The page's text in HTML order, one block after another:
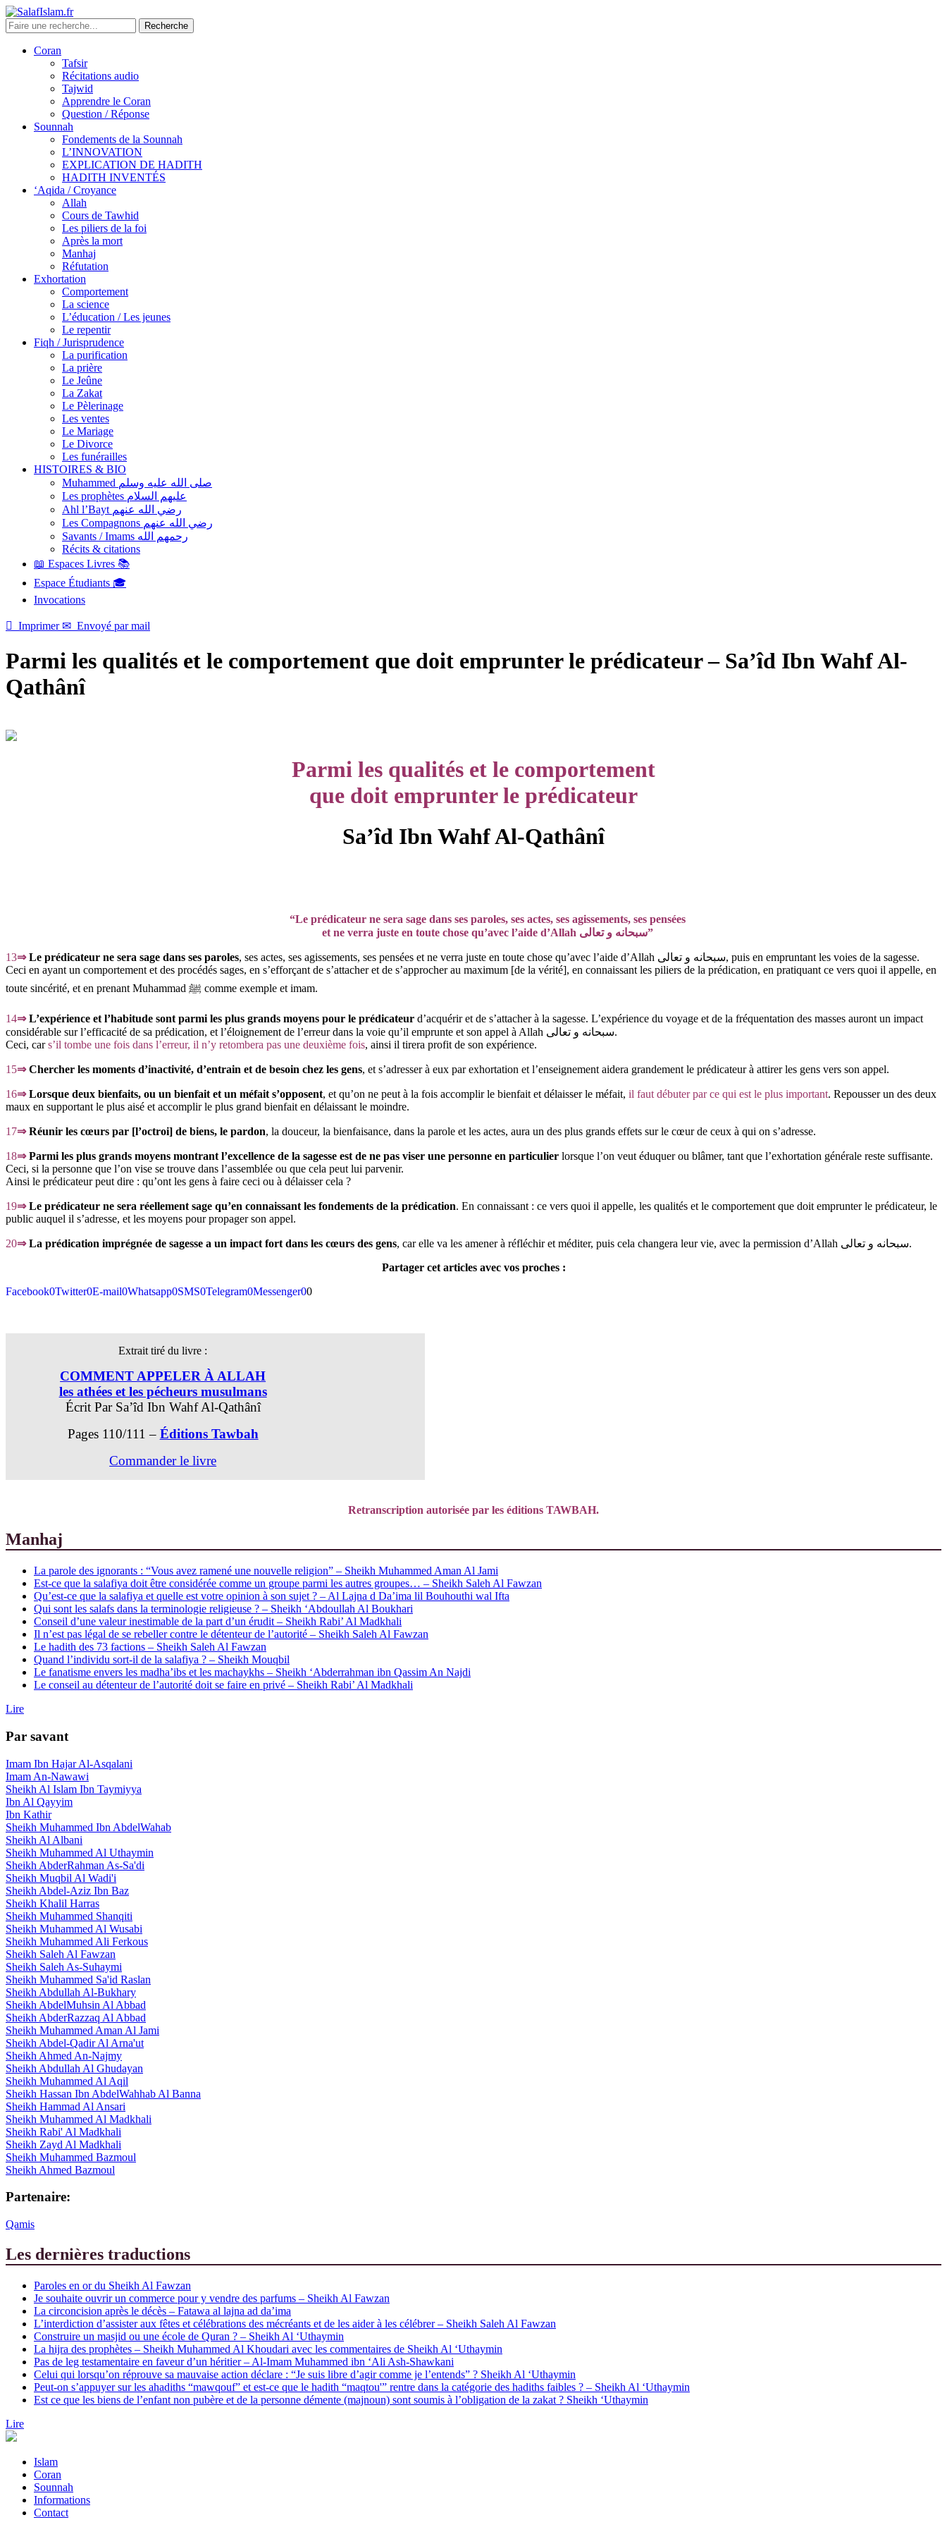
Coran
Tafsir
Récitations audio
Tajwid
Apprendre le Coran
Question / Réponse
Sounnah
Fondements de la Sounnah
L’INNOVATION
EXPLICATION DE HADITH
HADITH INVENTÉS
‘Aqida / Croyance
Allah
Cours de Tawhid
Les piliers de la foi
Après la mort
Manhaj
Réfutation
Exhortation
Comportement
La science
L’éducation / Les jeunes
Le repentir
Fiqh / Jurisprudence
La purification
La prière
Le Jeûne
La Zakat
Le Pèlerinage
Les ventes
Le Mariage
Le Divorce
Les funérailles
HISTOIRES & BIO
Muhammed صلى الله عليه وسلم
Les prophètes عليهم السلام
Ahl l’Bayt رضي الله عنهم
Les Compagnons رضي الله عنهم
Savants / Imams رحمهم الله
Récits & citations
📖 Espaces Livres 📚
Espace Étudiants 🎓
Invocations
 Imprimer ✉ Envoyé par mail
Parmi les qualités et le comportement que doit emprunter le prédicateur – Sa’îd Ibn Wahf Al-
Qathânî
Parmi les qualités et le comportement
que doit emprunter le prédicateur
Sa’îd Ibn Wahf Al-Qathânî
“Le prédicateur ne sera sage dans ses paroles, ses actes, ses agissements, ses pensées
et ne verra juste en toute chose qu’avec l’aide d’Allah سبحانه و تعالى”
13⇒Le prédicateur ne sera sage dans ses paroles, ses actes, ses agissements, ses pensées et ne verra juste en toute chose qu’avec l’aide d’Allah سبحانه و تعالى, puis en empruntant les voies de la sagesse.
Ceci en ayant un comportement et des procédés sages, en s’efforçant de s’attacher et de s’approcher au maximum [de la vérité], en connaissant les piliers de la prédication, en pratiquant ce vers quoi il appelle, en
toute sincérité, et en prenant Muhammad ﷺ comme exemple et imam.
14⇒ L’expérience et l’habitude sont parmi les plus grands moyens pour le prédicateur d’acquérir et de s’attacher à la sagesse. L’expérience du voyage et de la fréquentation des masses auront un impact
considérable sur l’efficacité de sa prédication, et l’éloignement de l’erreur dans la voie qu’il emprunte et son appel à Allah سبحانه و تعالى.
Ceci, cars’il tombe une fois dans l’erreur, il n’y retombera pas une deuxième fois, ainsi il tirera profit de son expérience.
15⇒ Chercher les moments d’inactivité, d’entrain et de besoin chez les gens, et s’adresser à eux par exhortation et l’enseignement aidera grandement le prédicateur à attirer les gens vers son appel.
16⇒ Lorsque deux bienfaits, ou un bienfait et un méfait s’opposent, et qu’on ne peut à la fois accomplir le bienfait et délaisser le méfait, il faut débuter par ce qui est le plus important. Repousser un des deux
maux en supportant le plus aisé et accomplir le plus grand bienfait en délaissant le moindre.
17⇒ Réunir les cœurs par [l’octroi] de biens, le pardon, la douceur, la bienfaisance, dans la parole et les actes, aura un des plus grands effets sur le cœur de ceux à qui on s’adresse.
18⇒Parmi les plus grands moyens montrant l’excellence de la sagesse est de ne pas viser une personne en particulier lorsque l’on veut éduquer ou blâmer, tant que l’exhortation générale reste suffisante.
Ceci, si la personne que l’on vise se trouve dans l’assemblée ou que cela peut lui parvenir.
Ainsi le prédicateur peut dire : qu’ont les gens à faire ceci ou à délaisser cela ?
19⇒ Le prédicateur ne sera réellement sage qu’en connaissant les fondements de la prédication. En connaissant : ce vers quoi il appelle, les qualités et le comportement que doit emprunter le prédicateur, le
public auquel il s’adresse, et les moyens pour propager son appel.
20⇒ La prédication imprégnée de sagesse a un impact fort dans les cœurs des gens
, car elle va les amener à réfléchir et méditer, puis cela changera leur vie, avec la permission d’Allah سبحانه و تعالى.
Partager cet articles avec vos proches :
Facebook0Twitter0E-mail0Whatsapp0SMS0Telegram0Messenger00
Extrait tiré du livre :
COMMENT APPELER À ALLAH
les athées et les pécheurs musulmans
Écrit Par Sa’îd Ibn Wahf Al-Qathânî
Pages 110/111 – Éditions Tawbah
Commander le livre
Retranscription autorisée par les éditions TAWBAH.
Manhaj
La parole des ignorants : “Vous avez ramené une nouvelle religion” – Sheikh Muhammed Aman Al Jami
Est-ce que la salafiya doit être considérée comme un groupe parmi les autres groupes… – Sheikh Saleh Al Fawzan
Qu’est-ce que la salafiya et quelle est votre opinion à son sujet ? – Al Lajna d Da’ima lil Bouhouthi wal Ifta
Qui sont les salafs dans la terminologie religieuse ? – Sheikh ‘Abdoullah Al Boukhari
Conseil d’une valeur inestimable de la part d’un érudit – Sheikh Rabi’ Al Madkhali
Il n’est pas légal de se rebeller contre le détenteur de l’autorité – Sheikh Saleh Al Fawzan
Le hadith des 73 factions – Sheikh Saleh Al Fawzan
Quand l’individu sort-il de la salafiya ? – Sheikh Mouqbil
Le fanatisme envers les madha’ibs et les machaykhs – Sheikh ‘Abderrahman ibn Qassim An Najdi
Le conseil au détenteur de l’autorité doit se faire en privé – Sheikh Rabi’ Al Madkhali
Lire
Par savant
Imam Ibn Hajar Al-Asqalani
Imam An-Nawawi
Sheikh Al Islam Ibn Taymiyya
Ibn Al Qayyim
Ibn Kathir
Sheikh Muhammed Ibn AbdelWahab
Sheikh Al Albani
Sheikh Muhammed Al Uthaymin
Sheikh AbderRahman As-Sa'di
Sheikh Muqbil Al Wadi'i
Sheikh Abdel-Aziz Ibn Baz
Sheikh Khalil Harras
Sheikh Muhammed Shanqiti
Sheikh Muhammed Al Wusabi
Sheikh Muhammed Ali Ferkous
Sheikh Saleh Al Fawzan
Sheikh Saleh As-Suhaymi
Sheikh Muhammed Sa'id Raslan
Sheikh Abdullah Al-Bukhary
Sheikh AbdelMuhsin Al Abbad
Sheikh AbderRazzaq Al Abbad
Sheikh Muhammed Aman Al Jami
Sheikh Abdel-Qadir Al Arna'ut
Sheikh Ahmed An-Najmy
Sheikh Abdullah Al Ghudayan
Sheikh Muhammed Al Aqil
Sheikh Hassan Ibn AbdelWahhab Al Banna
Sheikh Hammad Al Ansari
Sheikh Muhammed Al Madkhali
Sheikh Rabi' Al Madkhali
Sheikh Zayd Al Madkhali
Sheikh Muhammed Bazmoul
Sheikh Ahmed Bazmoul
Partenaire:
Qamis
Les dernières traductions
Paroles en or du Sheikh Al Fawzan
Je souhaite ouvrir un commerce pour y vendre des parfums – Sheikh Al Fawzan
La circoncision après le décès – Fatawa al lajna ad da’ima
L’interdiction d’assister aux fêtes et célébrations des mécréants et de les aider à les célébrer – Sheikh Saleh Al Fawzan
Construire un masjid ou une école de Quran ? – Sheikh Al ‘Uthaymin
La hijra des prophètes – Sheikh Muhammed Al Khoudari avec les commentaires de Sheikh Al ‘Uthaymin
Pas de leg testamentaire en faveur d’un héritier – Al-Imam Muhammed ibn ‘Ali Ash-Shawkani
Celui qui lorsqu’on réprouve sa mauvaise action déclare : “Je suis libre d’agir comme je l’entends” ? Sheikh Al ‘Uthaymin
Peut-on s’appuyer sur les ahadiths “mawqouf” et est-ce que le hadith “maqtou'” rentre dans la catégorie des hadiths faibles ? – Sheikh Al ‘Uthaymin
Est ce que les biens de l’enfant non pubère et de la personne démente (majnoun) sont soumis à l’obligation de la zakat ? Sheikh ‘Uthaymin
Lire
Islam
Coran
Sounnah
Informations
Contact